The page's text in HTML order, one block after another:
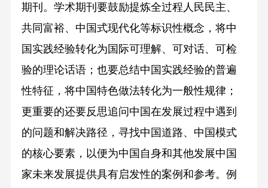
期刊。学术期刊要鼓励提炼全过程人民民主、
共同富裕、中国式现代化等标识性概念，将中
国实践经验转化为国际可理解、可对话、可检
验的理论话语；也要总结中国实践经验的普遍
性特征，将中国特色做法转化为一般性规律；
更重要的还要反思追问中国在发展过程中遇到
的问题和解决路径，寻找中国道路、中国模式
的核心要素，以便为中国自身和其他发展中国
家未来发展提供具有启发性的案例和参考。例